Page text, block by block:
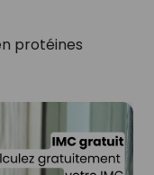
protéines